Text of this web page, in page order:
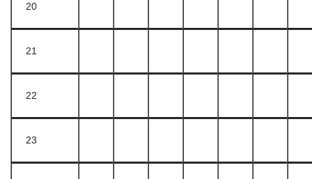
20
21
22
23